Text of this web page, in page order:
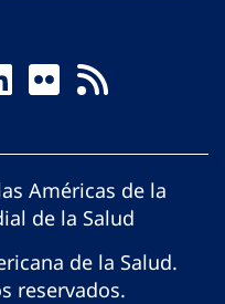
Américas de la
de la Salud
de la Salud.
reservados.